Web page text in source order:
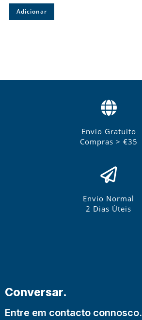
Adicionar
Envio Gratuito
Compras > €35
Envio Normal
2 Dias Úteis
Conversar.
Entre em contacto connosco.